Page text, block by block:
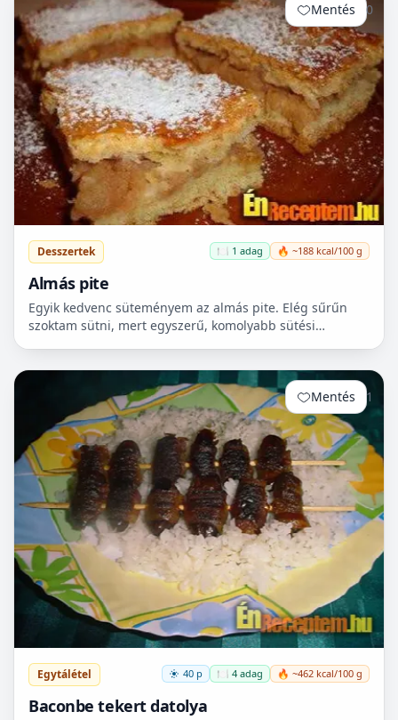
Mentés 0
Desszertek 🍽️ 1 adag 🔥 ~188 kcal/100 g
Almás pite
Egyik kedvenc süteményem az almás pite. Elég sűrűn
szoktam sütni, mert egyszerű, komolyabb sütési
Mentés 1
Egytálétel 40 p 🍽️ 4 adag 🔥 ~462 kcal/100 g
Baconbe tekert datolya